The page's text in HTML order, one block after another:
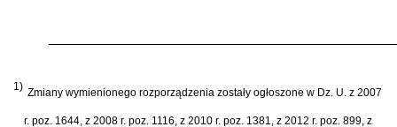
1) Zmiany wymienionego rozporządzenia zostały ogłoszone w Dz. U. z 2007
r. poz. 1644, z 2008 r. poz. 1116, z 2010 r. poz. 1381, z 2012 r. poz. 899, z